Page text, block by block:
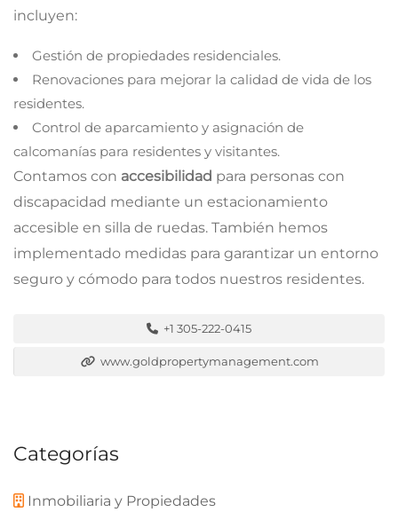
incluyen:
Gestión de propiedades residenciales.
Renovaciones para mejorar la calidad de vida de los
residentes.
Control de aparcamiento y asignación de
calcomanías para residentes y visitantes.
Contamos con accesibilidad para personas con
discapacidad mediante un estacionamiento
accesible en silla de ruedas. También hemos
implementado medidas para garantizar un entorno
seguro y cómodo para todos nuestros residentes.
+1 305-222-0415
www.goldpropertymanagement.com
Categorías
Inmobiliaria y Propiedades